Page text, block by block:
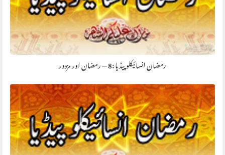
رمضان انسائیکلوپیڈیا :8 — رمضان اور مزدور